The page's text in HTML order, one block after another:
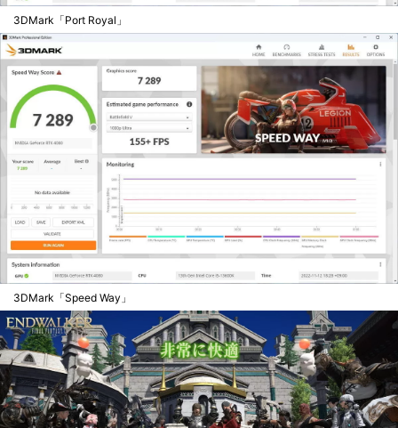
3DMark「Port Royal」
3DMark「Speed Way」